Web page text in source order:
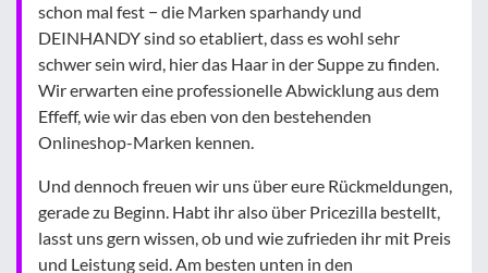
schon mal fest − die Marken sparhandy und
DEINHANDY sind so etabliert, dass es wohl sehr
schwer sein wird, hier das Haar in der Suppe zu finden.
Wir erwarten eine professionelle Abwicklung aus dem
Effeff, wie wir das eben von den bestehenden
Onlineshop-Marken kennen.
Und dennoch freuen wir uns über eure Rückmeldungen,
gerade zu Beginn. Habt ihr also über Pricezilla bestellt,
lasst uns gern wissen, ob und wie zufrieden ihr mit Preis
und Leistung seid. Am besten unten in den